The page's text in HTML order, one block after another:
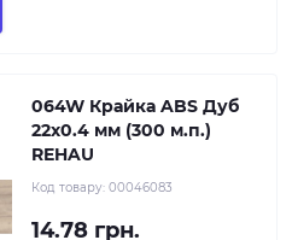
064W Крайка ABS Дуб
22х0.4 мм (300 м.п.)
REHAU
Код товару: 00046083
14.78 грн.